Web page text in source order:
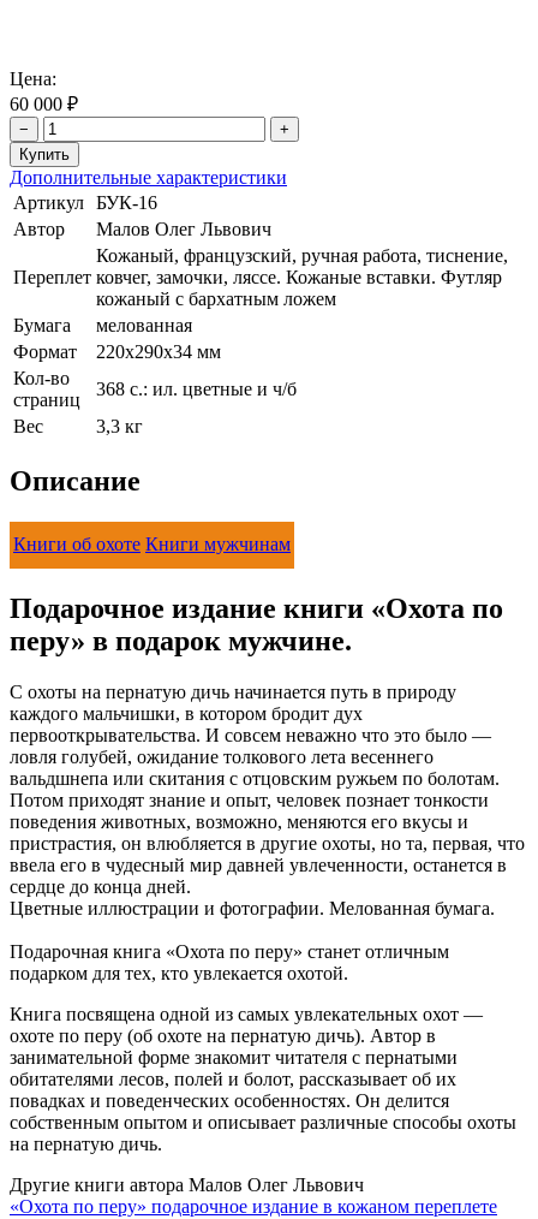
Цена:
60 000 ₽
− +
Дополнительные характеристики
Артикул БУК-16
Автор
Малов Олег Львович
Переплет
Кожаный, французский, ручная работа, тиснение,
ковчег, замочки, ляссе. Кожаные вставки. Футляр
кожаный с бархатным ложем
Бумага
мелованная
Формат
220х290х34 мм
Кол-во
страниц
368 с.: ил. цветные и ч/б
Вес
3,3 кг
Описание
Книги об охоте Книги мужчинам
Подарочное издание книги «Охота по
перу» в подарок мужчине.
С охоты на пернатую дичь начинается путь в природу
каждого мальчишки, в котором бродит дух
первооткрывательства. И совсем неважно что это было —
ловля голубей, ожидание толкового лета весеннего
вальдшнепа или скитания с отцовским ружьем по болотам.
Потом приходят знание и опыт, человек познает тонкости
поведения животных, возможно, меняются его вкусы и
пристрастия, он влюбляется в другие охоты, но та, первая, что
ввела его в чудесный мир давней увлеченности, останется в
сердце до конца дней.
Цветные иллюстрации и фотографии. Мелованная бумага.
Подарочная книга «Охота по перу» станет отличным
подарком для тех, кто увлекается охотой.
Книга посвящена одной из самых увлекательных охот —
охоте по перу (об охоте на пернатую дичь). Автор в
занимательной форме знакомит читателя с пернатыми
обитателями лесов, полей и болот, рассказывает об их
повадках и поведенческих особенностях. Он делится
собственным опытом и описывает различные способы охоты
на пернатую дичь.
Другие книги автора Малов Олег Львович
«Охота по перу» подарочное издание в кожаном переплете